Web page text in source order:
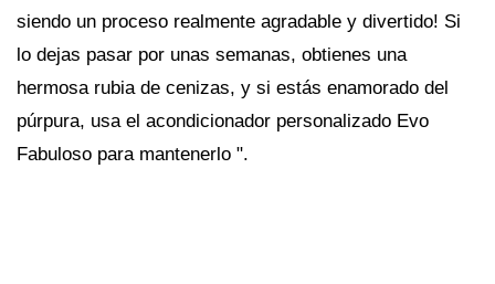
siendo un proceso realmente agradable y divertido! Si
lo dejas pasar por unas semanas, obtienes una
hermosa rubia de cenizas, y si estás enamorado del
púrpura, usa el acondicionador personalizado Evo
Fabuloso para mantenerlo ".